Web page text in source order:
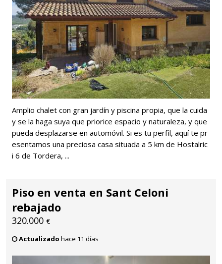
Amplio chalet con gran jardín y piscina propia, que la cuida
y se la haga suya que priorice espacio y naturaleza, y que
pueda desplazarse en automóvil. Si es tu perfil, aquí te pr
esentamos una preciosa casa situada a 5 km de Hostalric
i 6 de Tordera, ...
Piso en venta en Sant Celoni
rebajado
320.000 €
Actualizado hace 11 días